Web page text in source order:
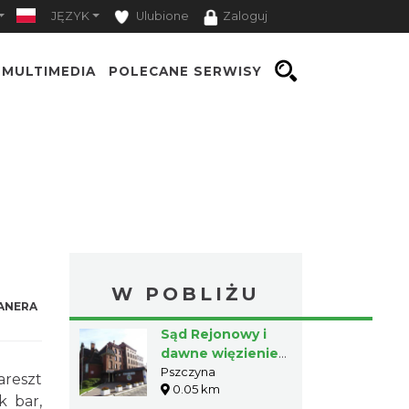
JĘZYK Ulubione Zaloguj
MULTIMEDIA POLECANE SERWISY
bar,
W POBLIŻU
Sąd Rejonowy i
dawne więzienie
w Pszczynie
Pszczyna
0.05 km